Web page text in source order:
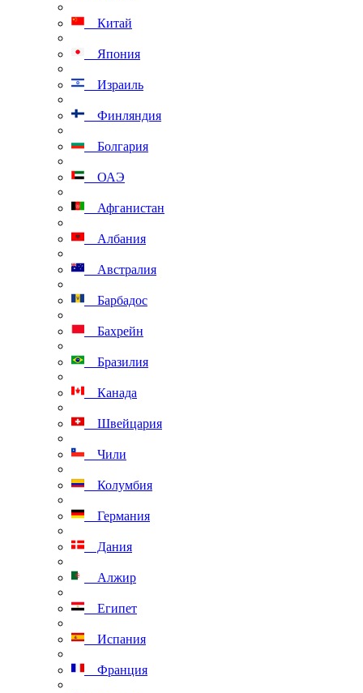
Китай
Япония
Израиль
Финляндия
Болгария
ОАЭ
Афганистан
Албания
Австралия
Барбадос
Бахрейн
Бразилия
Канада
Швейцария
Чили
Колумбия
Германия
Дания
Алжир
Египет
Испания
Франция